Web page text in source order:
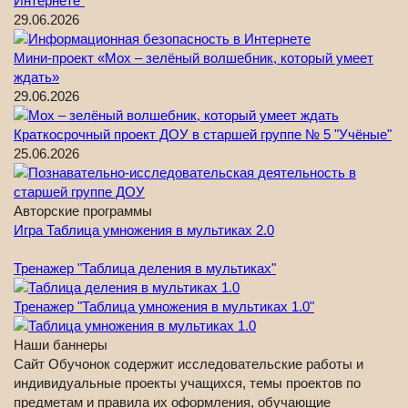
29.06.2026
Мини-проект «Мох – зелёный волшебник, который умеет
ждать»
29.06.2026
Краткосрочный проект ДОУ в старшей группе № 5 "Учёные"
25.06.2026
Авторские программы
Игра Таблица умножения в мультиках 2.0
Тренажер "Таблица деления в мультиках"
Тренажер "Таблица умножения в мультиках 1.0"
Наши баннеры
Сайт Обучонок содержит исследовательские работы и
индивидуальные проекты учащихся, темы проектов по
предметам и правила их оформления, обучающие